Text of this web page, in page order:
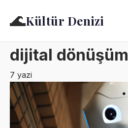
🌊Kültür Denizi
dijital dönüşüm
7 yazi